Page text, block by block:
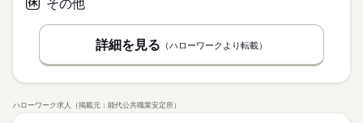
その他
詳細を見る （ハローワークより転載）
ハローワーク求人（掲載元：能代公共職業安定所）